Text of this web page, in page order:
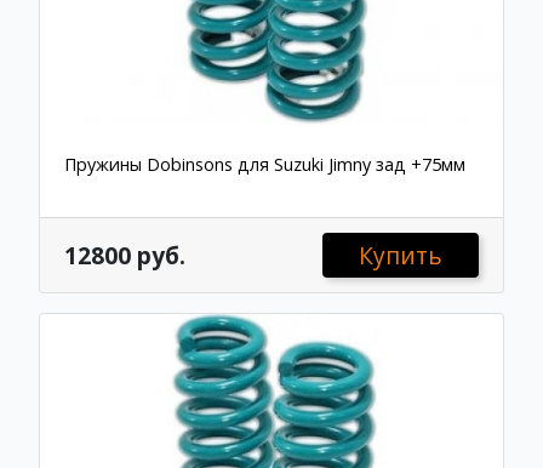
Пружины Dobinsons для Suzuki Jimny зад +75мм
12800 руб. Купить